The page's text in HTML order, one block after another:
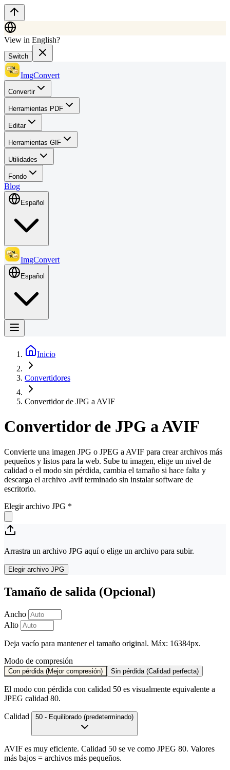
View in English?
Switch
ImgConvert
Convertir
Herramientas PDF
Editar
Herramientas GIF
Utilidades
Fondo
Blog
Español
ImgConvert
Español
Inicio
Convertidores
Convertidor de JPG a AVIF
Convertidor de JPG a AVIF
Convierte una imagen JPG o JPEG a AVIF para crear archivos más
pequeños y listos para la web. Sube tu imagen, elige un nivel de
calidad o el modo sin pérdida, cambia el tamaño si hace falta y
descarga el archivo .avif terminado sin instalar software de
escritorio.
Elegir archivo JPG *
Arrastra un archivo JPG aquí o elige un archivo para subir.
Elegir archivo JPG
Tamaño de salida (Opcional)
Ancho
Alto
Deja vacío para mantener el tamaño original. Máx: 16384px.
Modo de compresión
Con pérdida (Mejor compresión) Sin pérdida (Calidad perfecta)
El modo con pérdida con calidad 50 es visualmente equivalente a
JPEG calidad 80.
Calidad 50 - Equilibrado (predeterminado)
AVIF es muy eficiente. Calidad 50 se ve como JPEG 80. Valores
más bajos = archivos más pequeños.